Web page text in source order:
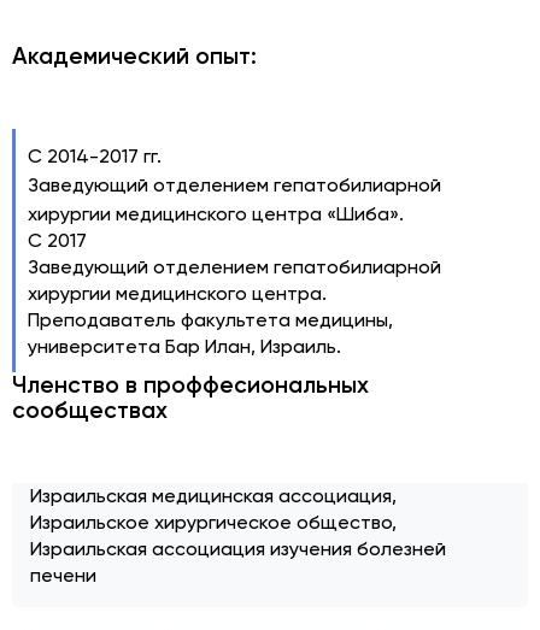
Академический опыт:
С 2014-2017 гг.
Заведующий отделением гепатобилиарной
хирургии медицинского центра «Шиба».
С 2017
Заведующий отделением гепатобилиарной
хирургии медицинского центра.
Преподаватель факультета медицины,
университета Бар Илан, Израиль.
Членство в проффесиональных
сообществах
Израильская медицинская ассоциация,
Израильское хирургическое общество,
Израильская ассоциация изучения болезней
печени